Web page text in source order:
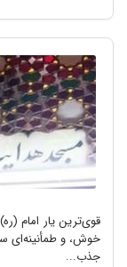
قوی‌‌ترین یار امام
خوش، و طمأنینه‌ای
جذب...